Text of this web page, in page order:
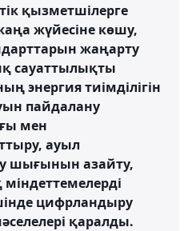
қызметшілерге
жүйесіне көшу,
жаңарту
сауаттылықты
энергия тиімділігін
пайдалану
мен
ауыл
шығынын азайту,
цифрландыру
қаралды.